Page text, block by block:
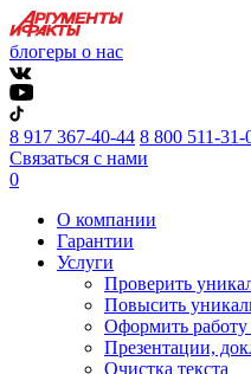
блогеры о нас
8 917 367-40-44 8 800 511-31-
Связаться с нами
0
О компании
Гарантии
Услуги
Проверить
Повысить
Оформить
Презентации,
Очистка текста